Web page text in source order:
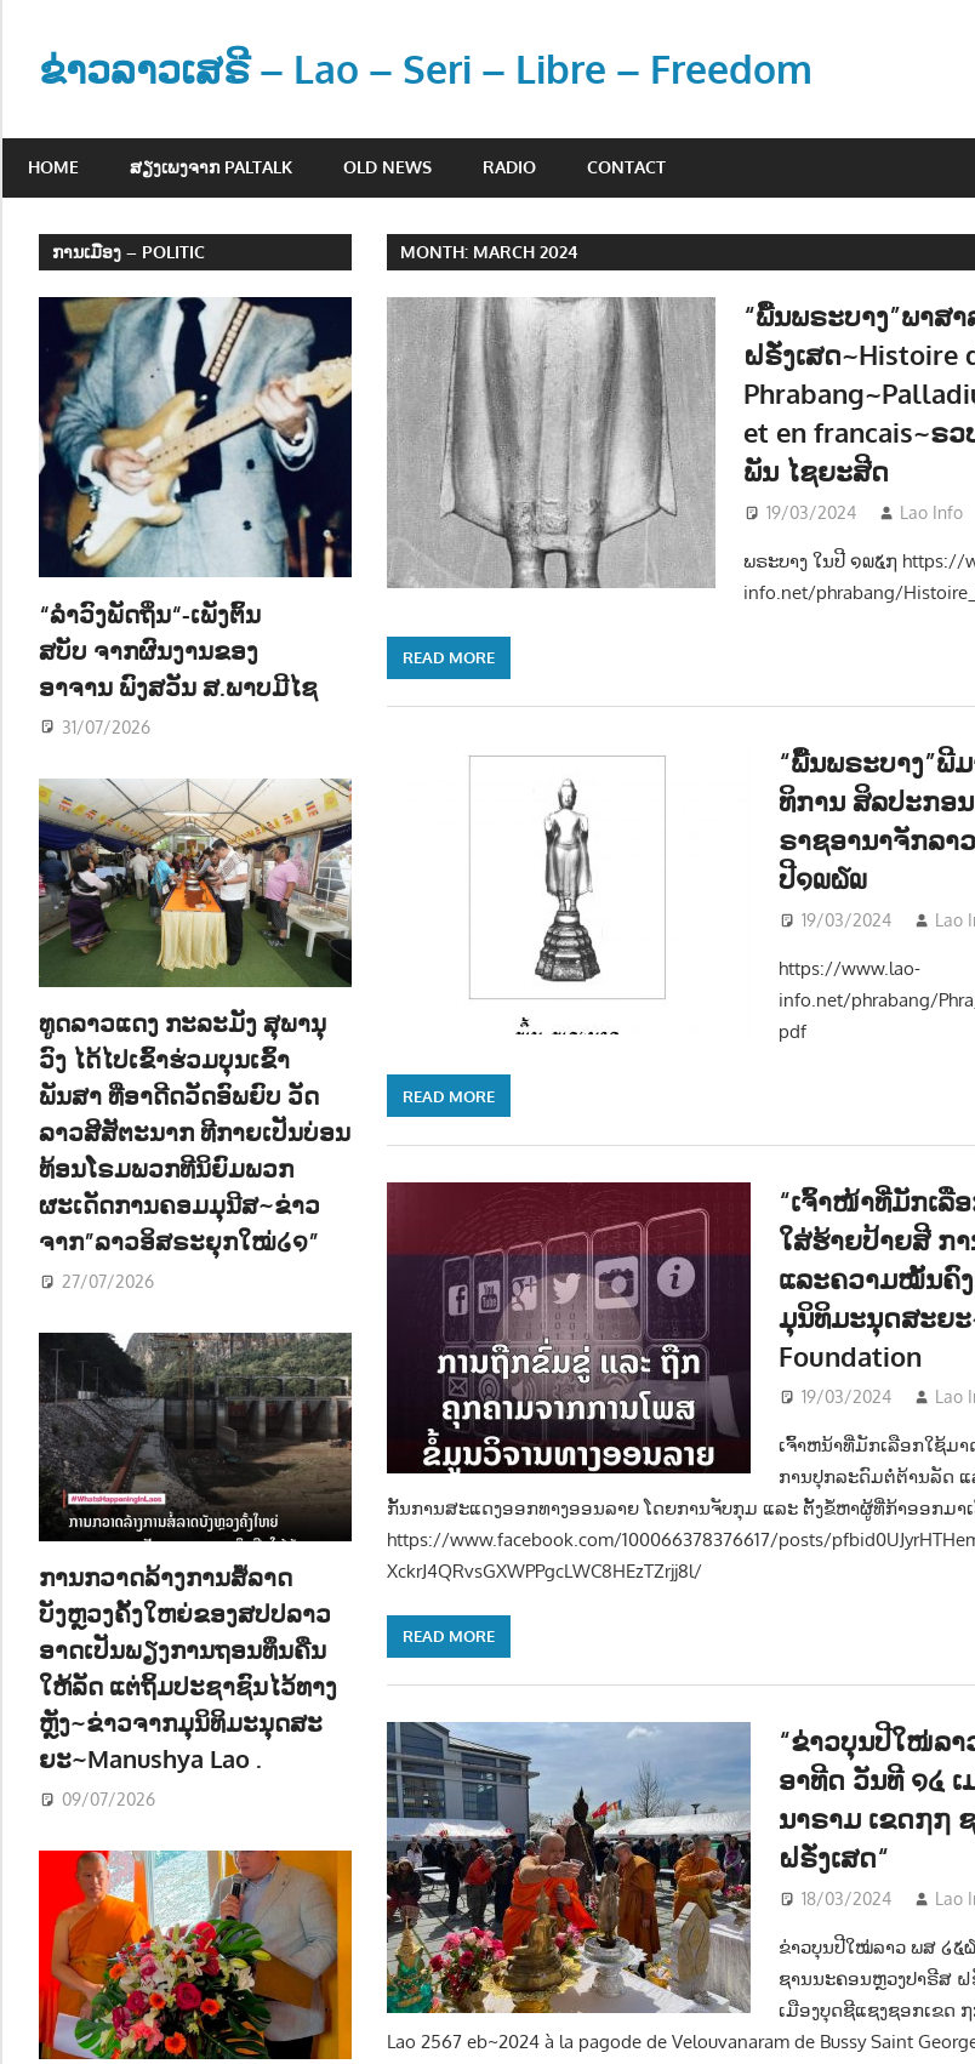
contentຂ່າວລາວເສຣີ – Lao – Seri – Libre – Freedom
ວ
ະ
ຂ່
າ
ວ
າ
HOME ສຽງເພງຈາກ PALTALK OLD NEWS RADIO CONTACT
MONTH: MARCH 2024
“ພື້ນພຣະບາງ”ພາສ
ຝຣັ່ງເສດ~Histoire
et en francais~ຣ
ພັນ ໄຊຍະສີດ
19/03/2024 Lao Info
ພຣະບາງ ໃນປີ ໑໙໕໗ https://
info.net/phrabang/
READ MORE
“ພື້ນພຣະບາງ”ພີ
ທິການ ສິລປະກອ
ຣາຊອານາຈັກລ
ປີ໑໙໖໙
19/03/2024 Lao
https://www.lao-
info.net/phrabang/
pdf
READ MORE
“ເຈົ້າໜ້າທີ່ມັກເລື
ໃສ່ຮ້າຍປ້າຍສີ ກ
ແລະຄວາມໝັ້ນຄົງ
ມຸນິທິມະນຸດສະຍະ
Foundation
19/03/2024 Lao
ເຈົ້າຫນ້າທີ່ມັກເລືອກໃຊ້ມ
ການປຸກລະດົມຕໍ່ຕ້ານລັດ
ກັ້ນການສະແດງອອກທາງອອນລາຍ ໂດຍການຈັບກຸມ ແລະ ຕັ້ງຂໍ້ຫາຜູ້ທີ່ກ້າອອກມາ
https://www.facebook.com/100066378376617/posts/
XckrJ4QRvsGXWPPgcLWC8HEzTZrjj8l/
READ MORE
“ຂ່າວບຸນປີໃໜ່ລ
ອາທີດ ວັນທີ ໑໔
ນາຣາມ ເຂດ໗໗
ຝຣັ່ງເສດ“
18/03/2024 Lao
ຂ່າວບຸນປີໃໝ່ລາວ ພສ ໒໕
ຊານນະຄອນຫຼວງປາຣີສ ຝ
ເມືອງບຸດຊີແຊງຊອກເຂດ
Lao 2567 eb~2024 à la pagode de Velouvanaram de Bussy Saint
ການເມືອງ – POLITIC
“ລຳວົງພັດຖິ່ນ“-ເພັງຕົ້ນ
ສບັບ ຈາກຜົນງານຂອງ
ອາຈານ ພົງສວັນ ສ.ພາບມີໄຊ
31/07/2026
ທູດລາວແດງ ກະລະມັງ ສຸພານຸ
ວົງ ໄດ້ໄປເຂົ້າຮ່ວມບຸນເຂົ້າ
ພັນສາ ທີ່ອາດີດວັດອົພຍົບ ວັດ
ລາວສີສັຕະນາກ ທີກາຍເປັນບ່ອນ
ທ້ອນໂຣມພວກທີນິຍົມພວກ
ຜະເດັດການຄອມມຸນີສ~ຂ່າວ
ຈາກ”ລາວອິສຣະຍຸກໃໝ່໒໑”
27/07/2026
ການກວາດລ້າງການສໍ້ລາດ
ບັງຫຼວງຄັ້ງໃຫຍ່ຂອງສປປລາວ
ອາດເປັນພຽງການຖອນທຶນຄືນ
ໃຫ້ລັດ ແຕ່ຖິ້ມປະຊາຊົນໄວ້ທາງ
ຫຼັງ~ຂ່າວຈາກມຸນິທິມະນຸດສະ
ຍະ~Manushya Lao .
09/07/2026